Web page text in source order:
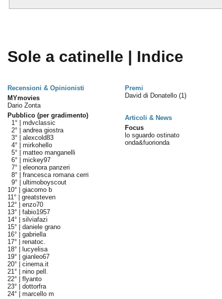
Sole a catinelle | Indice
Recensioni & Opinionisti
Premi
MYmovies
Dario Zonta
Pubblico (per gradimento)
1° | mdvclassic
2° | andrea giostra
3° | alexcold83
4° | mirkohello
5° | matteo manganelli
6° | mickey97
7° | eleonora panzeri
8° | francesca romana cerri
9° | ultimoboyscout
10° | giacomo b
11° | greatsteven
12° | enzo70
13° | fabio1957
14° | silviafazi
15° | daniele grano
16° | gabriella
17° | renatoc.
18° |
lucyelisa
19° | gianleo67
20° | cinema.it
21° | nino pell.
22° | flyanto
23° | dottorfra
24° | marcello m
David di Donatello (1)
Articoli & News
Focus
lo sguardo ostinato
onda&fuorionda